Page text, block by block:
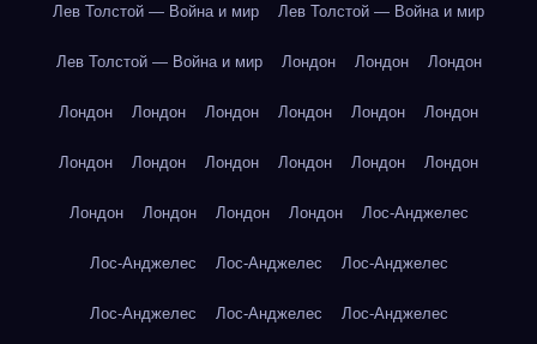
Лев Толстой — Война и мир Лев Толстой — Война и мир
Лев Толстой — Война и мир Лондон Лондон Лондон
Лондон Лондон Лондон Лондон Лондон Лондон
Лондон Лондон Лондон Лондон Лондон Лондон
Лондон Лондон Лондон Лондон Лос-Анджелес
Лос-Анджелес Лос-Анджелес Лос-Анджелес
Лос-Анджелес Лос-Анджелес Лос-Анджелес